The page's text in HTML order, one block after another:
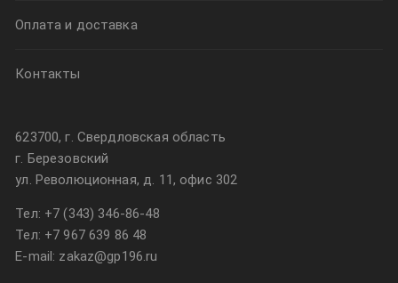
Оплата и доставка
Контакты
623700, г. Свердловская область
г. Березовский
ул. Революционная, д. 11, офис 302
Тел: +7 (343) 346-86-48
Тел: +7 967 639 86 48
E-mail: zakaz@gp196.ru